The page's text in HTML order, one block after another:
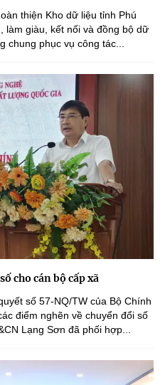
thiện Kho dữ liệu tỉnh Phú
làm giàu, kết nối và đồng bộ dữ
chung phục vụ công tác...
cho cán bộ cấp xã
số 57-NQ/TW của Bộ Chính
điểm nghẽn về chuyển đổi số
Lạng Sơn đã phối hợp...